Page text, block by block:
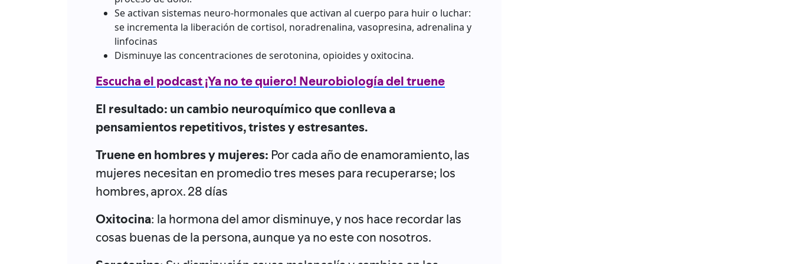
Se activan sistemas neuro-hormonales que activan al cuerpo para huir o luchar:
se incrementa la liberación de cortisol, noradrenalina, vasopresina, adrenalina y
linfocinas
Disminuye las concentraciones de serotonina, opioides y oxitocina.
Escucha el podcast ¡Ya no te quiero! Neurobiología del truene
El resultado: un cambio neuroquímico que conlleva a
pensamientos repetitivos, tristes y estresantes.
Truene en hombres y mujeres: Por cada año de enamoramiento, las
mujeres necesitan en promedio tres meses para recuperarse; los
hombres, aprox. 28 días
Oxitocina: la hormona del amor disminuye, y nos hace recordar las
cosas buenas de la persona, aunque ya no este con nosotros.